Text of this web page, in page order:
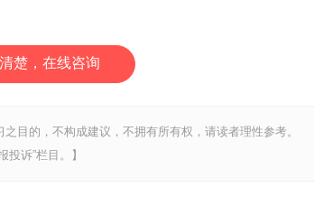
楚，在线咨询
目的，不构成建议，不拥有所有权，请读者理性参考。
诉”栏目。】